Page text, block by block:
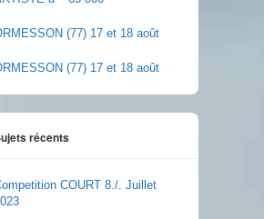
(77) 17 et 18 août
(77) 17 et 18 août
récents
COURT 8./. Juillet